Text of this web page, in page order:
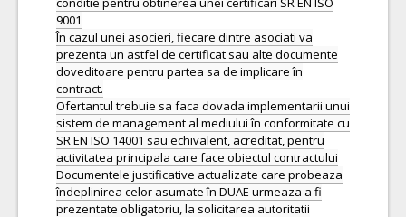
9001
În cazul unei asocieri, fiecare dintre asociati va
prezenta un astfel de certificat sau alte documente
doveditoare pentru partea sa de implicare în
contract.
Ofertantul trebuie sa faca dovada implementarii unui
sistem de management al mediului în conformitate cu
SR EN ISO 14001 sau echivalent, acreditat, pentru
activitatea principala care face obiectul contractului
Documentele justificative actualizate care probeaza
îndeplinirea celor asumate în DUAE urmeaza a fi
prezentate obligatoriu, la solicitarea autoritatii